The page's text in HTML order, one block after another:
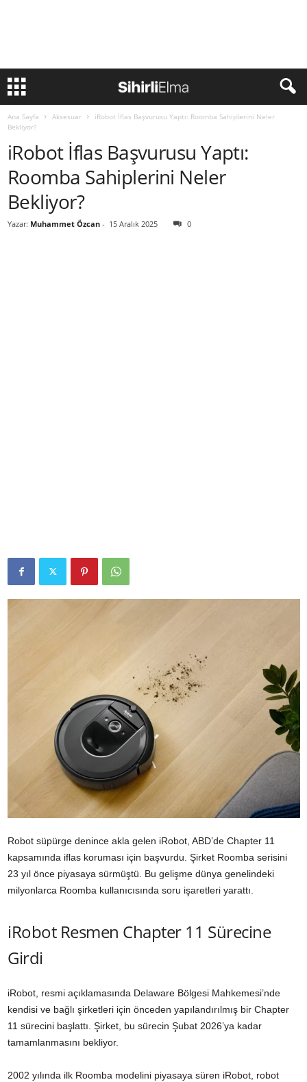
Ana Sayfa Aksesuar
iRobot İflas Başvurusu Yaptı: Roomba Sahiplerini Neler
Bekliyor?
iRobot İflas Başvurusu Yaptı:
Roomba Sahiplerini Neler
Bekliyor?
Yazar: Muhammet Özcan - 15 Aralık 2025 0
Robot süpürge denince akla gelen iRobot, ABD’de Chapter 11
kapsamında iflas koruması için başvurdu. Şirket Roomba serisini
23 yıl önce piyasaya sürmüştü. Bu gelişme dünya genelindeki
milyonlarca Roomba kullanıcısında soru işaretleri yarattı.
iRobot Resmen Chapter 11 Sürecine
Girdi
iRobot, resmi açıklamasında Delaware Bölgesi Mahkemesi’nde
kendisi ve bağlı şirketleri için önceden yapılandırılmış bir Chapter
11 sürecini başlattı. Şirket, bu sürecin Şubat 2026’ya kadar
tamamlanmasını bekliyor.
2002 yılında ilk Roomba modelini piyasaya süren iRobot, robot